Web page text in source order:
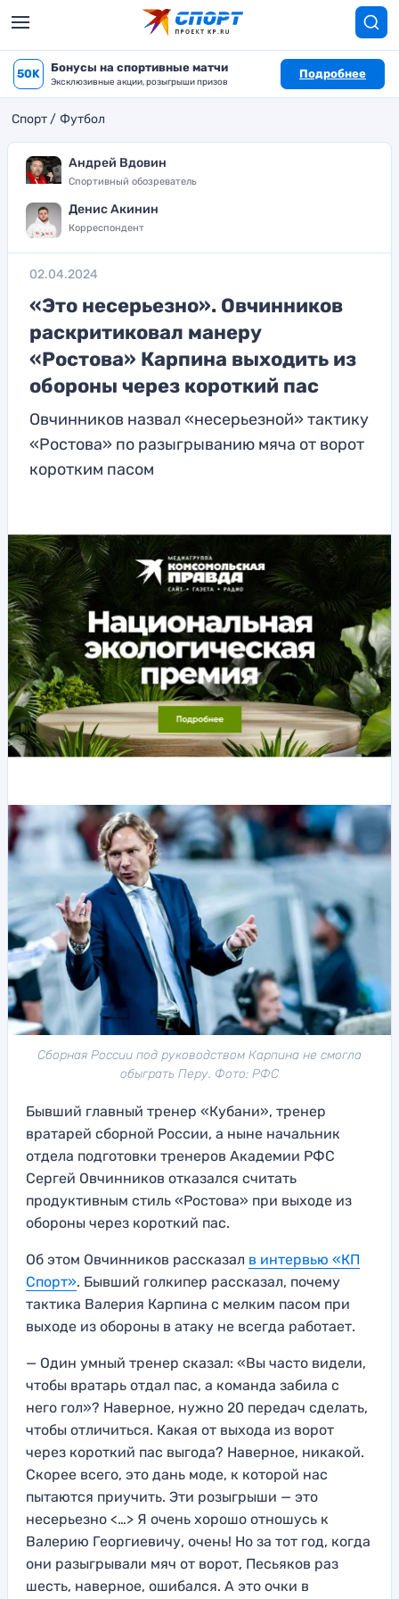
50K Бонусы на спортивные матчи
Эксклюзивные акции, розыгрыши призов
Подробнее
Спорт Футбол
Андрей Вдовин
Спортивный обозреватель
Денис Акинин
Корреспондент
02.04.2024
«Это несерьезно». Овчинников
раскритиковал манеру
«Ростова» Карпина выходить из
обороны через короткий пас
Овчинников назвал «несерьезной» тактику
«Ростова» по разыгрыванию мяча от ворот
коротким пасом
Сборная России под руководством Карпина не смогла
обыграть Перу. Фото: РФС
Бывший главный тренер «Кубани», тренер
вратарей сборной России, а ныне начальник
отдела подготовки тренеров Академии РФС
Сергей Овчинников отказался считать
продуктивным стиль «Ростова» при выходе из
обороны через короткий пас.
Об этом Овчинников рассказал в интервью «КП
Спорт». Бывший голкипер рассказал, почему
тактика Валерия Карпина с мелким пасом при
выходе из обороны в атаку не всегда работает.
— Один умный тренер сказал: «Вы часто видели,
чтобы вратарь отдал пас, а команда забила с
него гол»? Наверное, нужно 20 передач сделать,
чтобы отличиться. Какая от выхода из ворот
через короткий пас выгода? Наверное, никакой.
Скорее всего, это дань моде, к которой нас
пытаются приучить. Эти розыгрыши — это
несерьезно <…> Я очень хорошо отношусь к
Валерию Георгиевичу, очень! Но за тот год, когда
они разыгрывали мяч от ворот, Песьяков раз
шесть, наверное, ошибался. А это очки в